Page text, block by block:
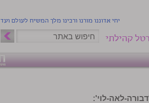
יחי אדוננו מורנו ורבינו מלך המשיח לעולם ועד
קהילתי
לאה-לוי':